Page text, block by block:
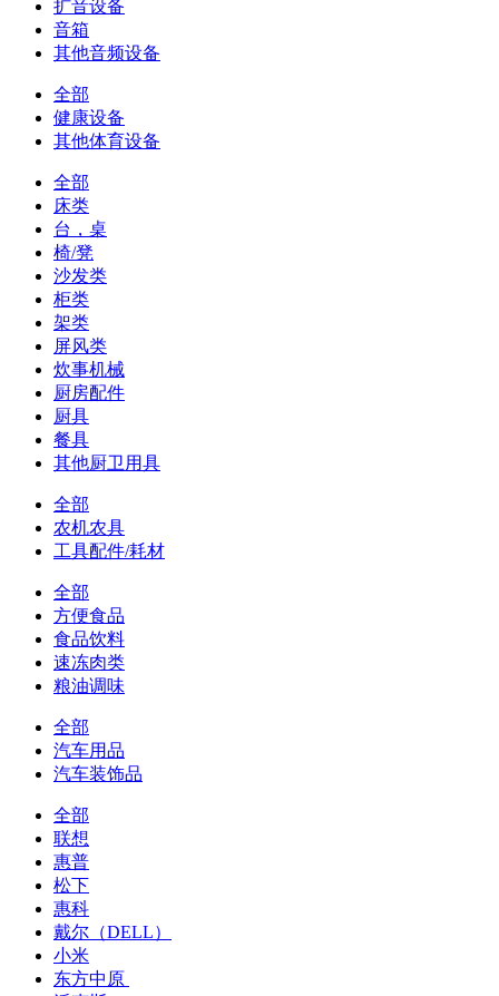
扩音设备
音箱
其他音频设备
全部
健康设备
其他体育设备
全部
床类
台，桌
椅/凳
沙发类
柜类
架类
屏风类
炊事机械
厨房配件
厨具
餐具
其他厨卫用具
全部
农机农具
工具配件/耗材
全部
方便食品
食品饮料
速冻肉类
粮油调味
全部
汽车用品
汽车装饰品
全部
联想
惠普
松下
惠科
戴尔（DELL）
小米
东方中原